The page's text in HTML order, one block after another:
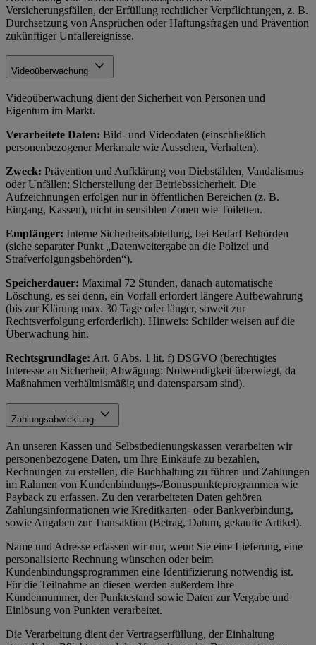
Versicherungsfällen, der Erfüllung rechtlicher Verpflichtungen, z. B.
Durchsetzung von Ansprüchen oder Haftungsfragen und Prävention
zukünftiger Unfallereignisse.
Videoüberwachung
Videoüberwachung dient der Sicherheit von Personen und
Eigentum im Markt.
Verarbeitete Daten: Bild- und Videodaten (einschließlich
personenbezogener Merkmale wie Aussehen, Verhalten).
Zweck: Prävention und Aufklärung von Diebstählen, Vandalismus
oder Unfällen; Sicherstellung der Betriebssicherheit. Die
Aufzeichnungen erfolgen nur in öffentlichen Bereichen (z. B.
Eingang, Kassen), nicht in sensiblen Zonen wie Toiletten.
Empfänger: Interne Sicherheitsabteilung, bei Bedarf Behörden
(siehe separater Punkt „Datenweitergabe an die Polizei und
Strafverfolgungsbehörden“).
Speicherdauer: Maximal 72 Stunden, danach automatische
Löschung, es sei denn, ein Vorfall erfordert längere Aufbewahrung
(bis zur Klärung max. 30 Tage oder länger, soweit zur
Rechtsverfolgung erforderlich). Hinweis: Schilder weisen auf die
Überwachung hin.
Rechtsgrundlage: Art. 6 Abs. 1 lit. f) DSGVO (berechtigtes
Interesse an Sicherheit; Abwägung: Notwendigkeit überwiegt, da
Maßnahmen verhältnismäßig und datensparsam sind).
Zahlungsabwicklung
An unseren Kassen und Selbstbedienungskassen verarbeiten wir
personenbezogene Daten, um Ihre Einkäufe zu bezahlen,
Rechnungen zu erstellen, die Buchhaltung zu führen und Zahlungen
im Rahmen von Kundenbindungs-/Bonuspunkteprogrammen wie
Payback zu erfassen. Zu den verarbeiteten Daten gehören
Zahlungsinformationen wie Kreditkarten- oder Bankverbindung,
sowie Angaben zur Transaktion (Betrag, Datum, gekaufte Artikel).
Name und Adresse erfassen wir nur, wenn Sie eine Lieferung, eine
personalisierte Rechnung wünschen oder beim
Kundenbindungsprogrammen eine Identifizierung notwendig ist.
Für die Teilnahme an diesen werden außerdem Ihre
Kundennummer, der Punktestand sowie Daten zur Vergabe und
Einlösung von Punkten verarbeitet.
Die Verarbeitung dient der Vertragserfüllung, der Einhaltung